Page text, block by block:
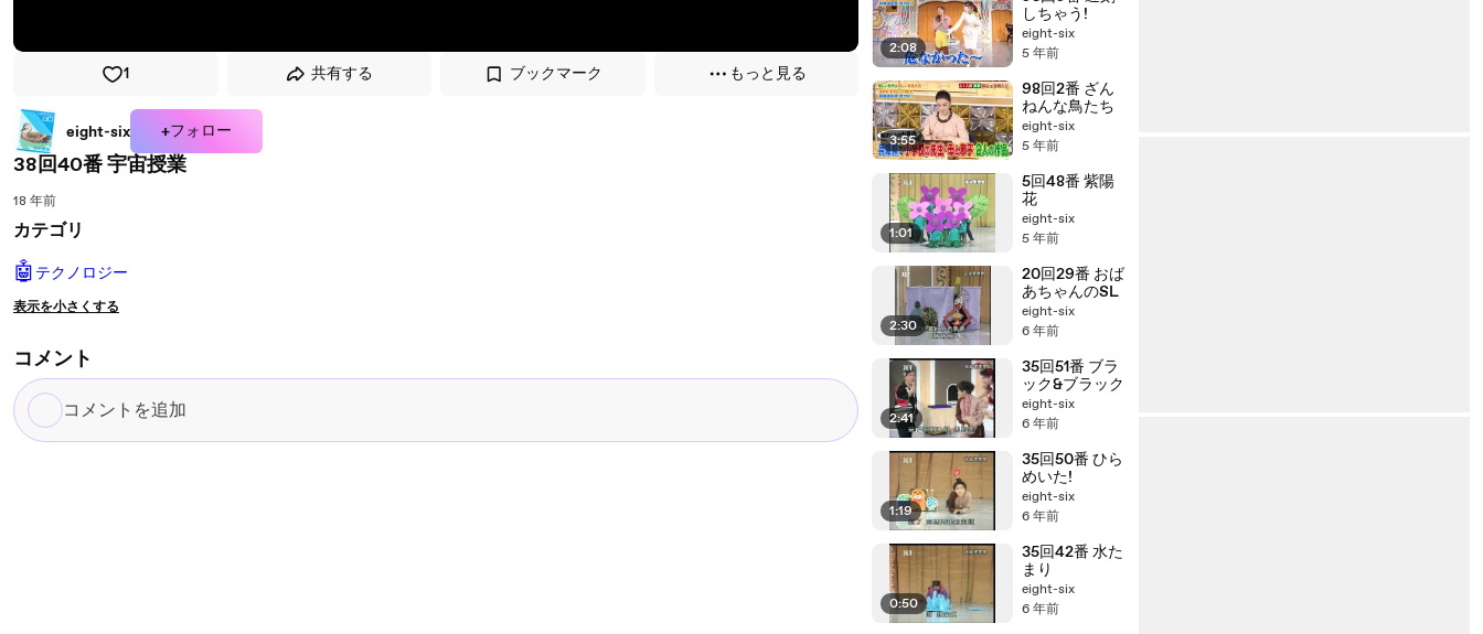
1 共有する ブックマーク もっと見る
eight-six +フォロー
38回40番 宇宙授業
18 年前
カテゴリ
🤖 テクノロジー
表示を小さくする
コメント
コ
メ
2:08
しちゃう!
eight-six
5 年前
3:55
98回2番 ざん
ねんな鳥たち
eight-six
5 年前
1:01
5回48番 紫陽
花
eight-six
5 年前
2:30
20回29番 おば
あちゃんのSL
eight-six
6 年前
2:41
35回51番 ブラ
ック&ブラック
eight-six
6 年前
1:19
35回50番 ひら
めいた!
eight-six
6 年前
0:50
35回42番 水た
まり
eight-six
6 年前